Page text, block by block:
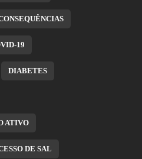
19
DIABETES
ATIVO
DE SAL